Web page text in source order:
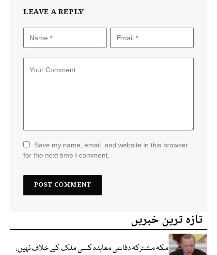
LEAVE A REPLY
Save my name, email, and website in this browser
for the next time I comment.
تازہ ترین خبریں
مکہ مشترکہ دفاعی معاہدہ کسی ملک کے خلاف نہیں،